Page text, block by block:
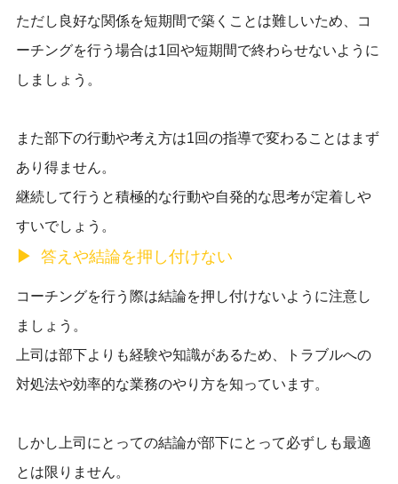
ただし 良好な関係を短期間で築くことは難しいため、コ
ーチングを行う場合は1回や短期間で終わらせないように
しましょう。
また部下の行動や考え方は1回の指導で変わることはまず
あり得ません。
継続して行うと積極的な行動や自発的な思考が定着しや
すいでしょう。
答えや結論を押し付けない
コーチングを行う際は結論を押し付けないように注意し
ましょう。
上司は部下よりも経験や知識があるため、トラブルへの
対処法や効率的な業務のやり方を知っています。
しかし 上司にとっての結論が部下にとって必ずしも最適
とは限りません。